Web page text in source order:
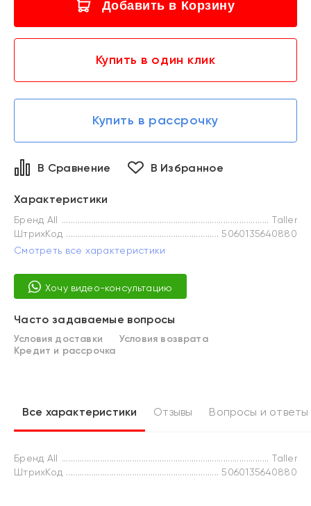
Добавить в Корзину
Купить в один клик
Купить в рассрочку
В Сравнение В Избранное
Характеристики
Бренд All
Taller
ШтрихКод
5060135640880
Смотреть все характеристики
Хочу видео-консультацию
Часто задаваемые вопросы
Условия доставки
Условия возврата
Кредит и рассрочка
Все характеристики Отзывы Вопросы и ответы
Бренд All
Taller
ШтрихКод
5060135640880